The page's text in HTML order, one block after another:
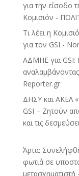
για την είσοδο
Κομισιόν -
Τι λέει η
για τον GSI -
ΑΔΜΗΕ για GSI:
Reporter.gr
ΔΗΣΥ και ΑΚΕΛ
GSI – Ζητούν
και τις
Άρτα:
φωτιά σε
μετασχηματιστή